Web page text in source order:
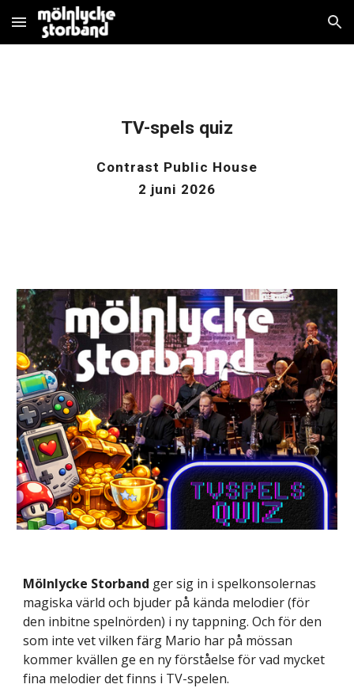
Skip to main content Skip to navigation
TV-spels quiz
Contrast Public House
2 juni 2026
Mölnlycke Storband ger sig in i spelkonsolernas
magiska värld och bjuder på kända melodier (för
den inbitne spelnörden) i ny tappning. Och för den
som inte vet vilken färg Mario har på mössan
kommer kvällen ge en ny förståelse för vad mycket
fina melodier det finns i TV-spelen.